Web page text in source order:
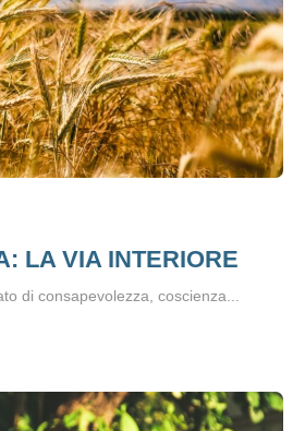
LA VIA INTERIORE
di consapevolezza, coscienza...